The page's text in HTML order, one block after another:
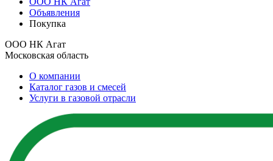
Объявления
Покупка
ООО НК Агат
Московская область
О компании
Каталог газов и смесей
Услуги в газовой отрасли